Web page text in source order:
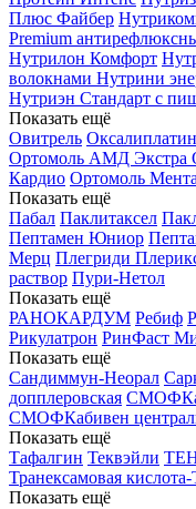
Плюс Файбер
Premium
Нутрилон Комфорт
волокнами Нутрини
Нутриэн Стандарт с
Показать ещё
Овитрель Оксалиплатин
Ортомоль АМД Экстра
Кардио Ортомоль
Показать ещё
Пабал Паклитаксел
Пептамен Юниор
Мерц Плегриди
раствор Пури-Нетол
Показать ещё
РАНОКАРДУМ Ребиф
Рикулатрон РинФаст
Показать ещё
Сандиммун-Неорал
допплеровская
СМОФКабивен
Показать ещё
Тафалгин Теквэйли
Транексамовая
Показать ещё